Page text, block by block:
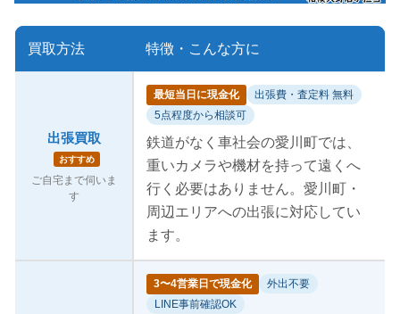
買取方法 特徴・こんな方に
出張買取
おすすめ
ご自宅まで伺いま
す
最短当日に現金化
出張費・査定料 無料
5点程度から相談可
鉄道がなく車社会の愛川町では、
重いカメラや機材を持って遠くへ
行く必要はありません。愛川町・
周辺エリアへの出張に対応してい
ます。
3〜4営業日で現金化
外出不要
LINE事前確認OK